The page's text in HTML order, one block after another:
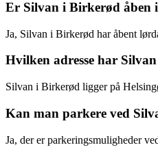
Er Silvan i Birkerød åben i
Ja, Silvan i Birkerød har åbent
Hvilken adresse har
Silvan i Birkerød ligger på
Kan man parkere ved
Ja, der er parkeringsmuligheder